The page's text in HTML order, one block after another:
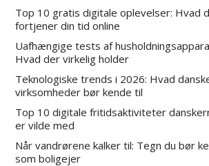
Top 10 gratis digitale oplevelser: Hvad
fortjener din tid online
Uafhængige tests af
Hvad der virkelig holder
Teknologiske trends i 2026: Hvad
virksomheder bør kende til
Top 10 digitale fritidsaktiviteter
er vilde med
Når vandrørene kalker til: Tegn du bør
som boligejer